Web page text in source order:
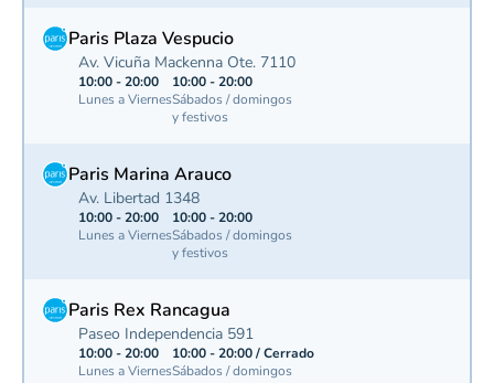
Paris Plaza Vespucio
Av. Vicuña Mackenna Ote. 7110
10:00 - 20:00
Lunes a Viernes
10:00 - 20:00
Sábados / domingos
y festivos
Paris Marina Arauco
Av. Libertad 1348
10:00 - 20:00
Lunes a Viernes
10:00 - 20:00
Sábados / domingos
y festivos
Paris Rex Rancagua
Paseo Independencia 591
10:00 - 20:00
Lunes a Viernes
10:00 - 20:00 / Cerrado
Sábados / domingos